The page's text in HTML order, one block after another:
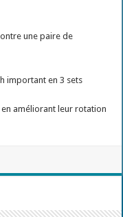
une paire de
important en 3 sets
en améliorant leur rotation